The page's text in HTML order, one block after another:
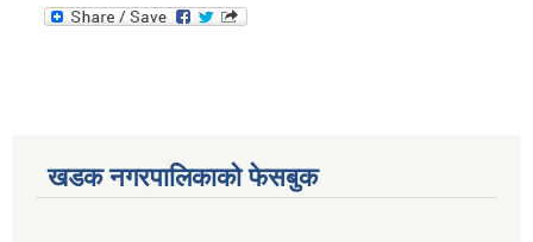
खडक नगरपालिकाको फेसबुक